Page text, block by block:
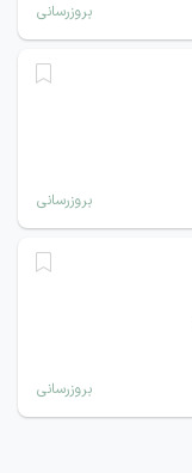
بروزرسانی
بروزرسانی
بروزرسانی